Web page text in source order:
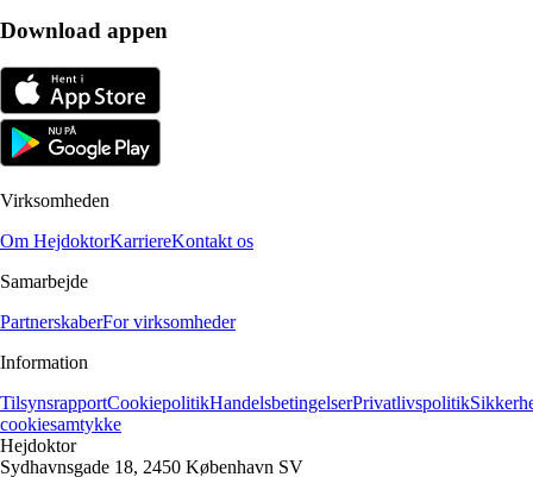
Download appen
Virksomheden
Om HejdoktorKarriereKontakt os
Samarbejde
PartnerskaberFor virksomheder
Information
TilsynsrapportCookiepolitikHandelsbetingelserPrivatlivspolitik
cookiesamtykke
Hejdoktor
Sydhavnsgade 18, 2450 København SV